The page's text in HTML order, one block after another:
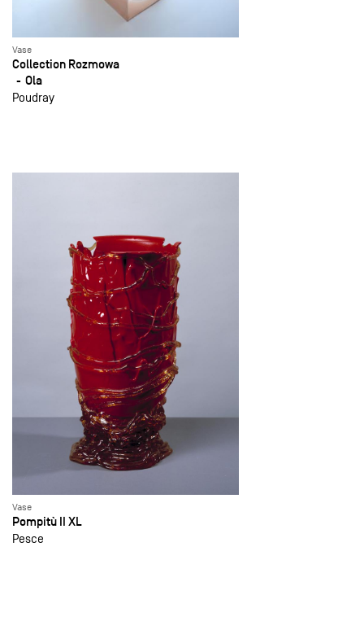
Vase
Collection Rozmowa
Ola
Poudray
Vase
Pompitù II XL
Pesce